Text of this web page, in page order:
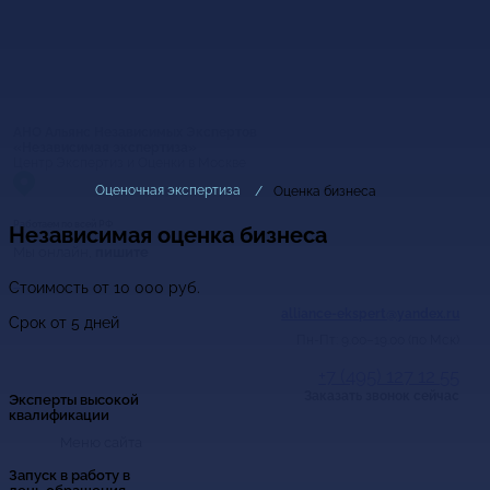
Оценочная экспертиза Оценка бизнеса
Независимая оценка бизнеса
Стоимость от 10 000 руб.
Срок от 5 дней
Эксперты высокой
квалификации
Запуск в работу в